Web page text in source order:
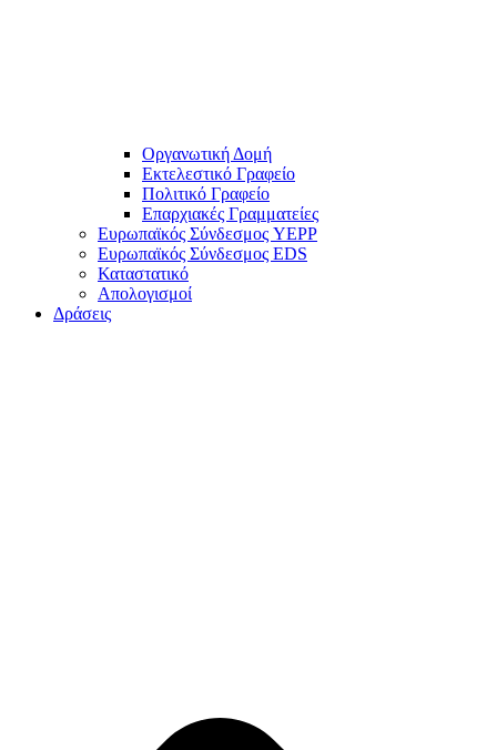
Οργανωτική Δομή
Εκτελεστικό Γραφείο
Πολιτικό Γραφείο
Επαρχιακές Γραμματείες
Ευρωπαϊκός Σύνδεσμος YEPP
Ευρωπαϊκός Σύνδεσμος EDS
Καταστατικό
Απολογισμοί
Δράσεις